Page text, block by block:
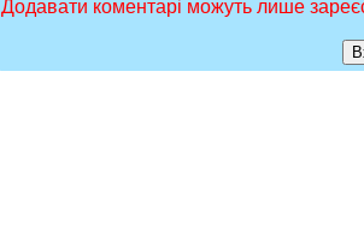
Додавати коментарі можуть лише